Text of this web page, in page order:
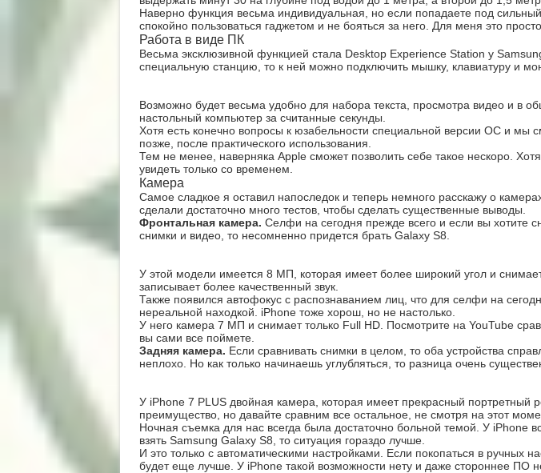
Наверно функция весьма индивидуальная, но если попадаете под
спокойно пользоваться гаджетом и не бояться за него. Для меня это
Работа в виде ПК
Весьма эксклюзивной функцией стала Desktop Experience Station у
специальную станцию, то к ней можно подключить мышку, клавиатуру и
Возможно будет весьма удобно для набора текста, просмотра видео и в
настольный компьютер за считанные секунды.
Хотя есть конечно вопросы к юзабельности специальной версии ОС и мы
позже, после практического использования.
Тем не менее, наверняка Apple сможет позволить себе такое нескоро.
увидеть только со временем.
Камера
Самое сладкое я оставил напоследок и теперь немного расскажу о
сделали достаточно много тестов, чтобы сделать существенные выводы.
Фронтальная камера. Селфи на сегодня прежде всего и если вы хотите
снимки и видео, то несомненно придется брать Galaxy S8.
У этой модели имеется 8 МП, которая имеет более широкий угол и
записывает более качественный звук.
Также появился автофокус с распознаванием лиц, что для селфи на
нереальной находкой. iPhone тоже хорош, но не настолько.
У него камера 7 МП и снимает только Full HD. Посмотрите на YouTube
вы сами все поймете.
Задняя камера. Если сравнивать снимки в целом, то оба устройства
неплохо. Но как только начинаешь углубляться, то разница очень
У iPhone 7 PLUS двойная камера, которая имеет прекрасный портретный
преимущество, но давайте сравним все остальное, не смотря на этот
Ночная съемка для нас всегда была достаточно больной темой. У iPhone
взять Samsung Galaxy S8, то ситуация гораздо лучше.
И это только с автоматическими настройками. Если покопаться в ручных
будет еще лучше. У iPhone такой возможности нету и даже стороннее ПО